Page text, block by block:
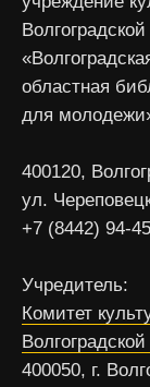
областная
для
400120,
ул.
+7 (8442) 94-
Учредитель:
Комитет
400050, г.